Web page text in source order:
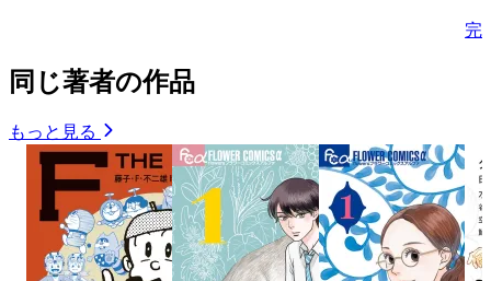
完
同じ著者の作品
もっと見る